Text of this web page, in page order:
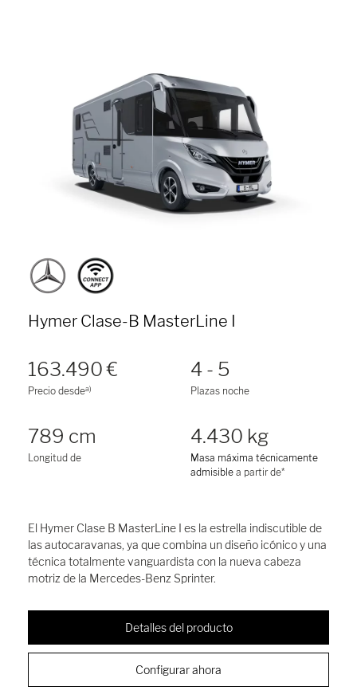
Hymer Clase-B MasterLine I
163.490 €
Precio desdea)
4 - 5
Plazas noche
789 cm
Longitud de
4.430 kg
Masa máxima técnicamente
admisible a partir de*
El Hymer Clase B MasterLine I es la estrella indiscutible de
las autocaravanas, ya que combina un diseño icónico y una
técnica totalmente vanguardista con la nueva cabeza
motriz de la Mercedes-Benz Sprinter.
Detalles del producto
Configurar ahora